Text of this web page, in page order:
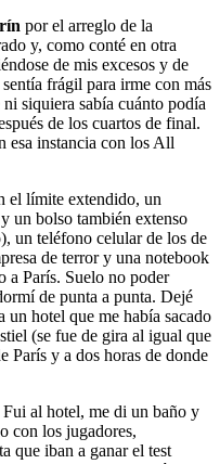
por el arreglo de la
y, como conté en otra
de mis excesos y de
frágil para irme con más
siquiera sabía cuánto podía
de los cuartos de final.
esa instancia con los All
el límite extendido, un
un bolso también extenso
un teléfono celular de los de
de terror y una notebook
a París. Suelo no poder
de punta a punta. Dejé
un hotel que me había sacado
(se fue de gira al igual que
París y a dos horas de donde
al hotel, me di un baño y
con los jugadores,
que iban a ganar el test